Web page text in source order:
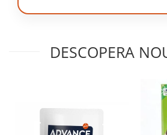
DESCOPERA